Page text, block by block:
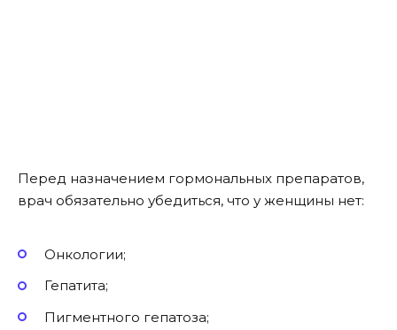
Перед назначением гормональных препаратов,
врач обязательно убедиться, что у женщины нет:
Онкологии;
Гепатита;
Пигментного гепатоза;